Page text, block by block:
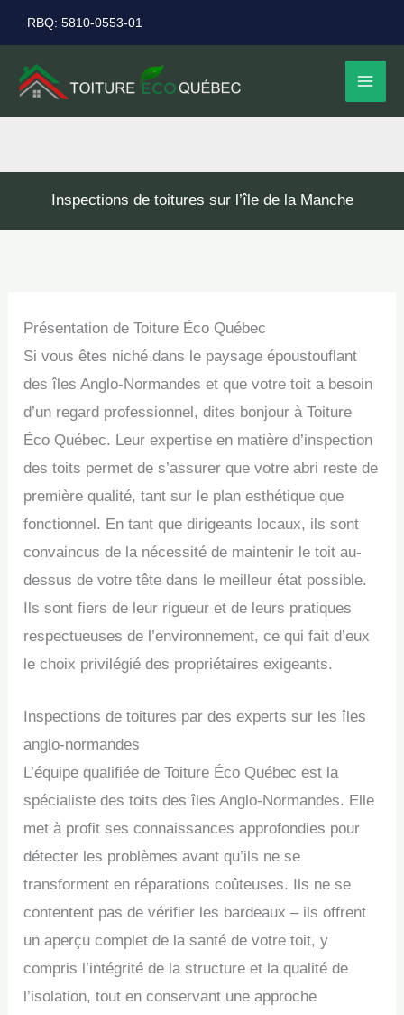
au
contenu
RBQ: 5810-0553-01
Inspections de toitures sur l’île de la Manche
Présentation de Toiture Éco Québec
Si vous êtes niché dans le paysage époustouflant
des îles Anglo-Normandes et que votre toit a besoin
d’un regard professionnel, dites bonjour à Toiture
Éco Québec. Leur expertise en matière d’inspection
des toits permet de s’assurer que votre abri reste de
première qualité, tant sur le plan esthétique que
fonctionnel. En tant que dirigeants locaux, ils sont
convaincus de la nécessité de maintenir le toit au-
dessus de votre tête dans le meilleur état possible.
Ils sont fiers de leur rigueur et de leurs pratiques
respectueuses de l’environnement, ce qui fait d’eux
le choix privilégié des propriétaires exigeants.
Inspections de toitures par des experts sur les îles
anglo-normandes
L’équipe qualifiée de Toiture Éco Québec est la
spécialiste des toits des îles Anglo-Normandes. Elle
met à profit ses connaissances approfondies pour
détecter les problèmes avant qu’ils ne se
transforment en réparations coûteuses. Ils ne se
contentent pas de vérifier les bardeaux – ils offrent
un aperçu complet de la santé de votre toit, y
compris l’intégrité de la structure et la qualité de
l’isolation, tout en conservant une approche